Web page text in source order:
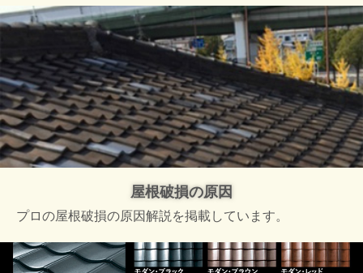
屋根破損の原因
プロの屋根破損の原因解説を掲載しています。